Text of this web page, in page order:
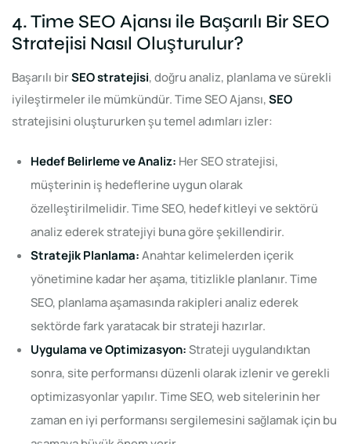
4. Time SEO Ajansı ile Başarılı Bir SEO
Stratejisi Nasıl Oluşturulur?
Başarılı birSEO stratejisi, doğru analiz, planlama ve sürekli
iyileştirmeler ile mümkündür. Time SEO Ajansı,SEO
stratejisini oluştururken şu temel adımları izler:
Hedef Belirleme ve Analiz: Her SEO stratejisi,
müşterinin iş hedeflerine uygun olarak
özelleştirilmelidir. Time SEO, hedef kitleyi ve sektörü
analiz ederek stratejiyi buna göre şekillendirir.
Stratejik Planlama:Anahtar kelimelerden içerik
yönetimine kadar her aşama, titizlikle planlanır. Time
SEO, planlama aşamasında rakipleri analiz ederek
sektörde fark yaratacak bir strateji hazırlar.
Uygulama ve Optimizasyon:Strateji uygulandıktan
sonra, site performansı düzenli olarak izlenir ve gerekli
optimizasyonlar yapılır. Time SEO, web sitelerinin her
zaman en iyi performansı sergilemesini sağlamak için bu